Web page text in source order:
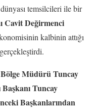
temsilcileri ile bir
Cavit Değirmenci
kalbinin attığı
Müdürü Tuncay
Tuncay
Başkanlarından